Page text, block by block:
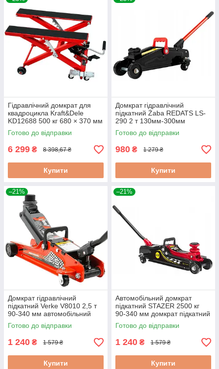
Гідравлічний домкрат для
квадроцикла Kraft&Dele
KD12688 500 кг 680 × 370 мм
домкрат для квадроцикла
гідравлічний
Готово до відправки
6 299 ₴ 8 398,67 ₴
Купити
Домкрат гідравлічний
підкатний Żaba REDATS LS-
290 2 т 130мм-300мм
домкрат автомобільний
підкатний
Готово до відправки
980 ₴ 1 279 ₴
Купити
–21%
Домкрат гідравлічний
підкатний Verke V8010 2,5 т
90-340 мм автомобільний
підкатний домкрат
Готово до відправки
1 240 ₴ 1 579 ₴
Купити
–21%
Автомобільний домкрат
підкатний STAZER 2500 кг
90-340 мм домкрат підкатний
гідравлічний для легкового
авто
Готово до відправки
1 240 ₴ 1 579 ₴
Купити